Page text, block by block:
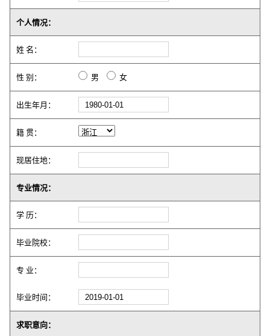
个人情况：
姓 名：
性 别： 男 女
出生年月：
籍 贯：
现居住地：
专业情况：
学 历：
毕业院校：
专 业：
毕业时间：
求职意向：